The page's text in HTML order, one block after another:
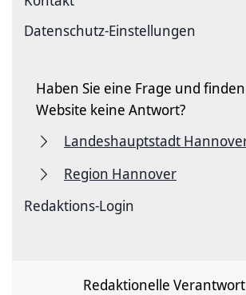
Datenschutz-Einstellungen
Haben Sie eine Frage und
Website keine Antwort?
Landeshauptstadt
Region Hannover
Redaktions-Login
Redaktionelle